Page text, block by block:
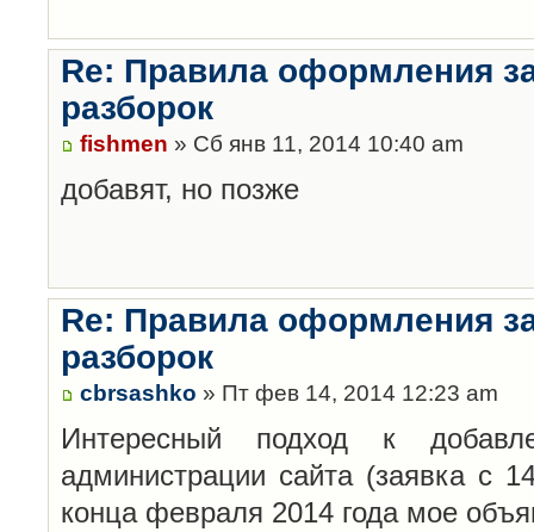
Re: Правила оформления
разборок
fishmen » Сб янв 11, 2014 10:40 am
добавят, но позже
Re: Правила оформления
разборок
cbrsashko » Пт фев 14, 2014 12:23 am
Интересный подход к
администрации сайта (заявка с
конца февраля 2014 года мое